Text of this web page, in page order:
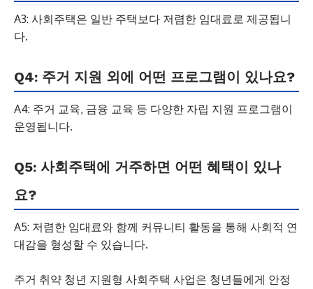
A3: 사회주택은 일반 주택보다 저렴한 임대료로 제공됩니
다.
Q4: 주거 지원 외에 어떤 프로그램이 있나요?
A4: 주거 교육, 금융 교육 등 다양한 자립 지원 프로그램이
운영됩니다.
Q5: 사회주택에 거주하면 어떤 혜택이 있나
요?
A5: 저렴한 임대료와 함께 커뮤니티 활동을 통해 사회적 연
대감을 형성할 수 있습니다.
주거 취약 청년 지원형 사회주택 사업은 청년들에게 안정